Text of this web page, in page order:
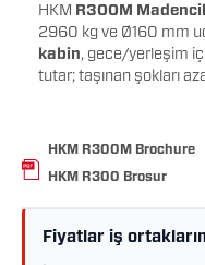
HKM R300M
2960 kg ve Ø160 mm
kabin, gece/yerleşim
tutar; taşınan şokları
HKM R300M Brochure
HKM R300 Brosur
Fiyatlar iş